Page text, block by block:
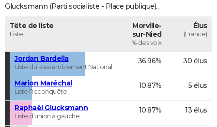
Glucksmann (Parti socialiste - Place publique)...
Tête de liste
Liste
Morville-
sur-Nied
% des voix
Élus
(France)
Jordan Bardella
Liste du Rassemblement National
36,96% 30 élus
Marion Maréchal
Liste Reconquête !
10,87% 5 élus
Raphaël Glucksmann
Liste d'union à gauche
10,87% 13 élus